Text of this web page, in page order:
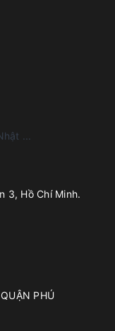
...
3, Hồ Chí Minh.
PHÚ